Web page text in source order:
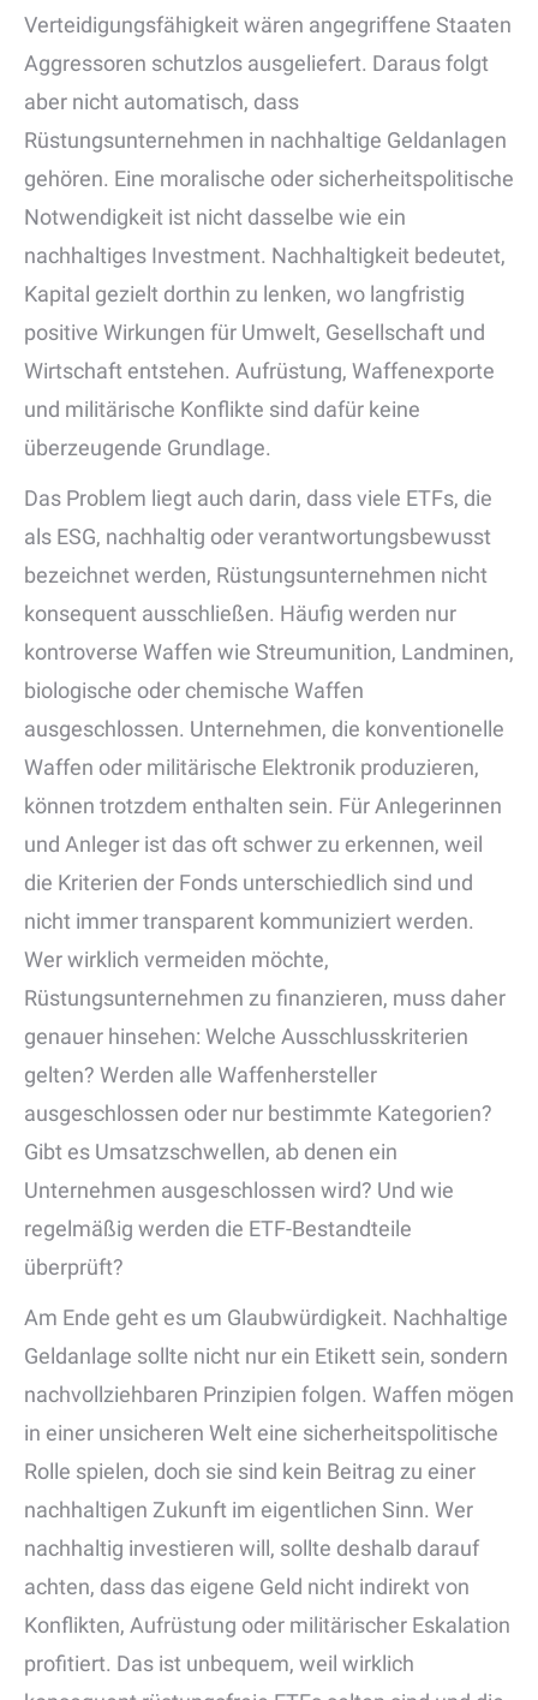
Verteidigungsfähigkeit wären angegriffene Staaten
Aggressoren schutzlos ausgeliefert. Daraus folgt
aber nicht automatisch, dass
Rüstungsunternehmen in nachhaltige Geldanlagen
gehören. Eine moralische oder sicherheitspolitische
Notwendigkeit ist nicht dasselbe wie ein
nachhaltiges Investment. Nachhaltigkeit bedeutet,
Kapital gezielt dorthin zu lenken, wo langfristig
positive Wirkungen für Umwelt, Gesellschaft und
Wirtschaft entstehen. Aufrüstung, Waffenexporte
und militärische Konflikte sind dafür keine
überzeugende Grundlage.
Das Problem liegt auch darin, dass viele ETFs, die
als ESG, nachhaltig oder verantwortungsbewusst
bezeichnet werden, Rüstungsunternehmen nicht
konsequent ausschließen. Häufig werden nur
kontroverse Waffen wie Streumunition, Landminen,
biologische oder chemische Waffen
ausgeschlossen. Unternehmen, die konventionelle
Waffen oder militärische Elektronik produzieren,
können trotzdem enthalten sein. Für Anlegerinnen
und Anleger ist das oft schwer zu erkennen, weil
die Kriterien der Fonds unterschiedlich sind und
nicht immer transparent kommuniziert werden.
Wer wirklich vermeiden möchte,
Rüstungsunternehmen zu finanzieren, muss daher
genauer hinsehen: Welche Ausschlusskriterien
gelten? Werden alle Waffenhersteller
ausgeschlossen oder nur bestimmte Kategorien?
Gibt es Umsatzschwellen, ab denen ein
Unternehmen ausgeschlossen wird? Und wie
regelmäßig werden die ETF-Bestandteile
überprüft?
Am Ende geht es um Glaubwürdigkeit. Nachhaltige
Geldanlage sollte nicht nur ein Etikett sein, sondern
nachvollziehbaren Prinzipien folgen. Waffen mögen
in einer unsicheren Welt eine sicherheitspolitische
Rolle spielen, doch sie sind kein Beitrag zu einer
nachhaltigen Zukunft im eigentlichen Sinn. Wer
nachhaltig investieren will, sollte deshalb darauf
achten, dass das eigene Geld nicht indirekt von
Konflikten, Aufrüstung oder militärischer Eskalation
profitiert. Das ist unbequem, weil wirklich